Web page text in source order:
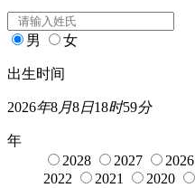
男 女
出生时间
2026年8月8日18时59分
年
2028
2027 2026
2022
2021 2020